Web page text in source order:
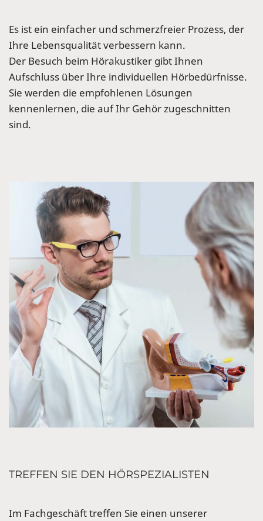
Es ist ein einfacher und schmerzfreier Prozess, der
Ihre Lebensqualität verbessern kann.
Der Besuch beim Hörakustiker gibt Ihnen
Aufschluss über Ihre individuellen Hörbedürfnisse.
Sie werden die empfohlenen Lösungen
kennenlernen, die auf Ihr Gehör zugeschnitten
sind.
TREFFEN SIE DEN HÖRSPEZIALISTEN
Im Fachgeschäft treffen Sie einen unserer